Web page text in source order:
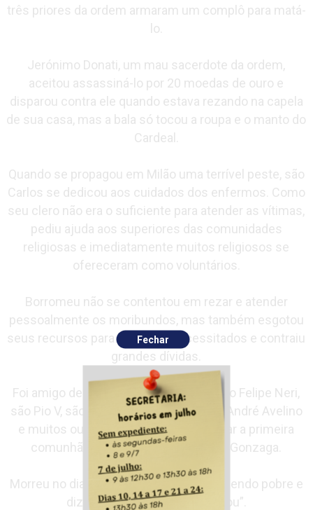
Fechar
três priores da ordem armaram um complô para matá-
lo.
Jerónimo Donati, um mau sacerdote da ordem,
aceitou assassiná-lo por 20 moedas de ouro e
disparou contra ele quando estava rezando na capela
de sua casa, mas a bala só tocou a roupa e o manto do
Cardeal.
Quando se propagou em Milão uma terrível peste, são
Carlos se dedicou aos cuidados dos enfermos. Como
seu clero não era o suficiente para atender as vítimas,
pediu ajuda aos superiores das comunidades
religiosas e imediatamente muitos religiosos se
ofereceram como voluntários.
Borromeu não se contentou em rezar e atender
pessoalmente os moribundos, mas também esgotou
seus recursos para ajudar os necessitados e contraiu
grandes dívidas.
Foi amigo de são Francisco de Borja, são Felipe Neri,
são Pio V, são Félix de Cantalício, santo André Avelino
e muitos outros. Chegou inclusive a dar a primeira
comunhão ao adolescente são Luís Gonzaga.
Morreu no dia 4 de novembro de 1584, sendo pobre e
dizendo: “Já vou, Senhor, já vou”.